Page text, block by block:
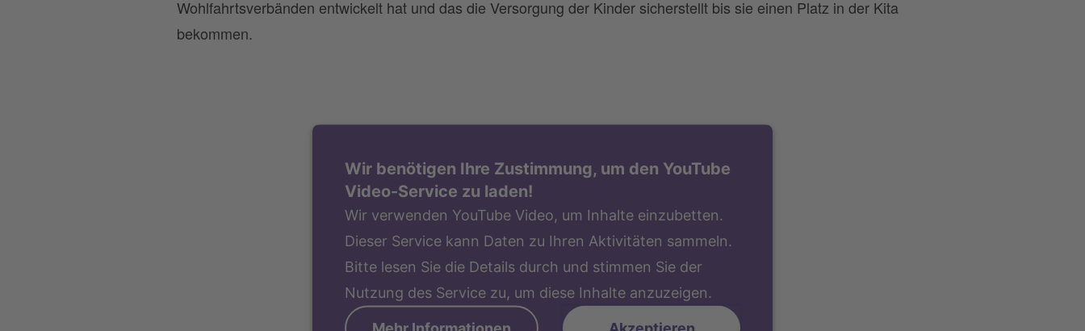
Wohlfahrtsverbänden entwickelt hat und das die Versorgung der Kinder sicherstellt bis sie einen Platz in der Kita
bekommen.
Wir benötigen Ihre Zustimmung, um den YouTube
Video-Service zu laden!
Wir verwenden YouTube Video, um Inhalte einzubetten.
Dieser Service kann Daten zu Ihren Aktivitäten sammeln.
Bitte lesen Sie die Details durch und stimmen Sie der
Nutzung des Service zu, um diese Inhalte anzuzeigen.